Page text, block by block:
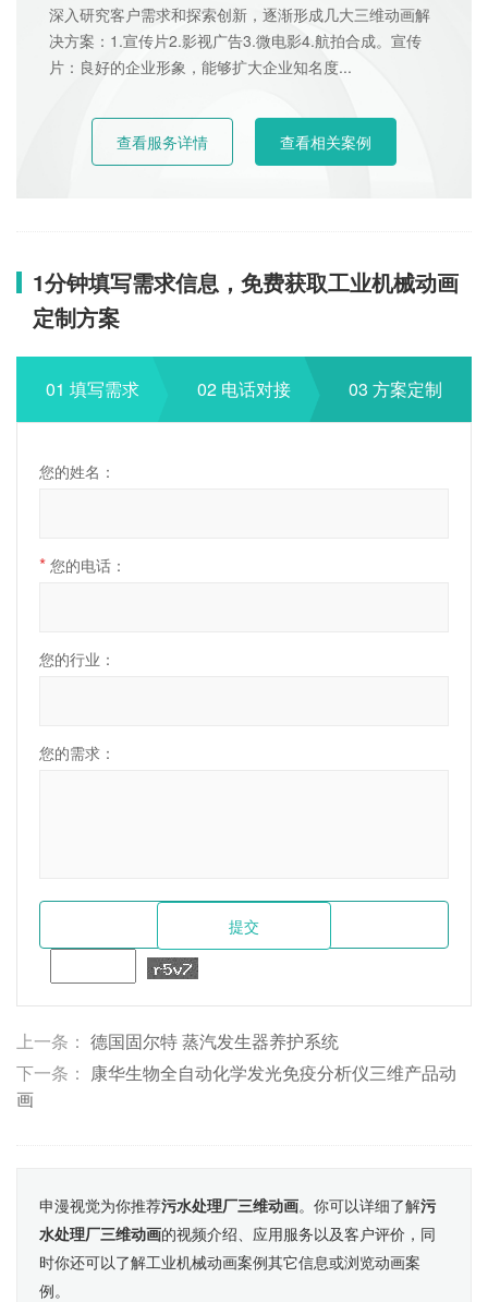
深入研究客户需求和探索创新，逐渐形成几大三维动画解
决方案：1.宣传片2.影视广告3.微电影4.航拍合成。宣传
片：良好的企业形象，能够扩大企业知名度...
查看服务详情 查看相关案例
1分钟填写需求信息，免费获取工业机械动画
定制方案
01 填写需求 02 电话对接 03 方案定制
您的姓名：
* 您的电话：
您的行业：
您的需求：
上一条： 德国固尔特 蒸汽发生器养护系统
下一条： 康华生物全自动化学发光免疫分析仪三维产品动
画
申漫视觉为你推荐污水处理厂三维动画。你可以详细了解污
水处理厂三维动画的视频介绍、应用服务以及客户评价，同
时你还可以了解工业机械动画案例其它信息或浏览动画案
例。